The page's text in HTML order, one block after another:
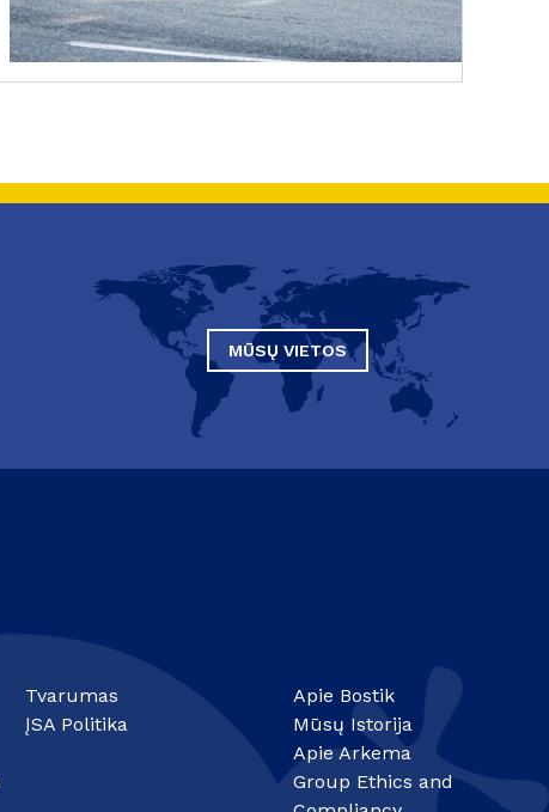
MŪSŲ VIETOS
Tvarumas
ĮSA Politika
Apie Bostik
Mūsų Istorija
Apie Arkema
Group Ethics and